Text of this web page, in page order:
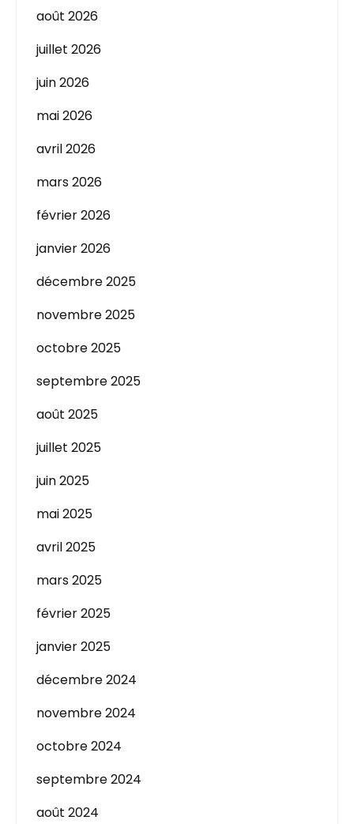
août 2026
juillet 2026
juin 2026
mai 2026
avril 2026
mars 2026
février 2026
janvier 2026
décembre 2025
novembre 2025
octobre 2025
septembre 2025
août 2025
juillet 2025
juin 2025
mai 2025
avril 2025
mars 2025
février 2025
janvier 2025
décembre 2024
novembre 2024
octobre 2024
septembre 2024
août 2024